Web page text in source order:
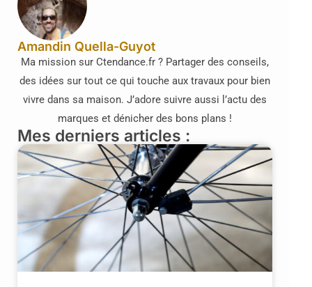
Amandin Quella-Guyot
Ma mission sur Ctendance.fr ? Partager des conseils,
des idées sur tout ce qui touche aux travaux pour bien
vivre dans sa maison. J’adore suivre aussi l’actu des
marques et dénicher des bons plans !
Mes derniers articles :